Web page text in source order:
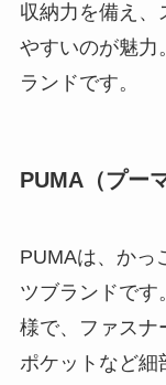
収納力を備え、
やすいのが魅力
ランドです。
PUMA（プーマ
PUMAは、かっ
ツブランドです
様で、ファスナ
ポケットなど細